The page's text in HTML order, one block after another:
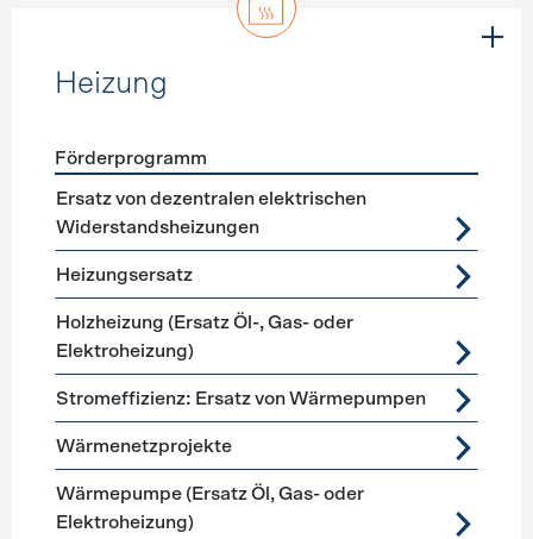
Heizung
Förderprogramme Heizung
Förderprogramm
Ersatz von dezentralen elektrischen
Widerstandsheizungen
Heizungsersatz
Holzheizung (Ersatz Öl-, Gas- oder
Elektroheizung)
Stromeffizienz: Ersatz von Wärmepumpen
Wärmenetzprojekte
Wärmepumpe (Ersatz Öl, Gas- oder
Elektroheizung)